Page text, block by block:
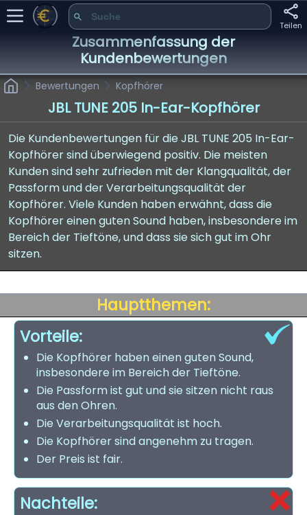
Teilen
Zusammenfassung der
Kundenbewertungen
Bewertungen Kopfhörer
JBL TUNE 205 In-Ear-Kopfhörer
Die Kundenbewertungen für die JBL TUNE 205 In-Ear-
Kopfhörer sind überwiegend positiv. Die meisten
Kunden sind sehr zufrieden mit der Klangqualität, der
Passform und der Verarbeitungsqualität der
Kopfhörer. Viele Kunden haben erwähnt, dass die
Kopfhörer einen guten Sound haben, insbesondere im
Bereich der Tieftöne, und dass sie sich gut im Ohr
sitzen.
Hauptthemen:
Vorteile:
Die Kopfhörer haben einen guten Sound,
insbesondere im Bereich der Tieftöne.
Die Passform ist gut und sie sitzen nicht raus
aus den Ohren.
Die Verarbeitungsqualität ist hoch.
Die Kopfhörer sind angenehm zu tragen.
Der Preis ist fair.
Nachteile: